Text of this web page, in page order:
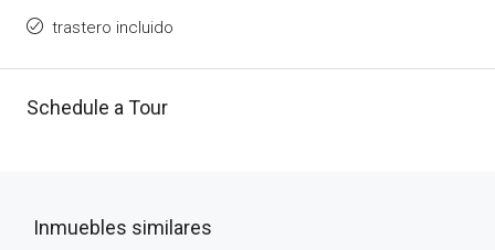
trastero incluido
Schedule a Tour
Inmuebles similares